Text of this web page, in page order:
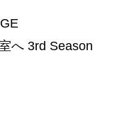
へ 3rd Season